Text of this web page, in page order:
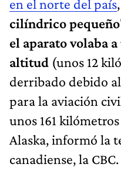
en el norte del país
cilíndrico
el aparato volaba
altitud (unos 12
derribado debido
para la aviación
unos 161
Alaska, informó la
canadiense, la CBC.